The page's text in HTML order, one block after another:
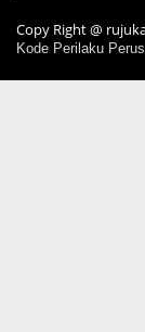
Copy Right @
Kode Perilaku